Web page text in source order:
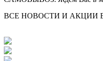
ВСЕ НОВОСТИ И АКЦИИ